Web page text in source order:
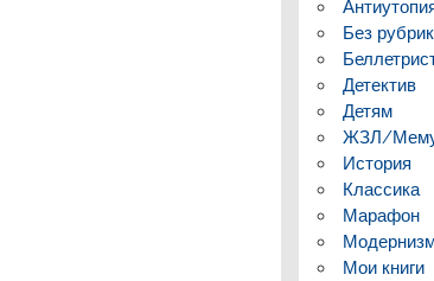
Без
Детектив
Детям
ЖЗЛ/
История
Классика
Марафон
Мои книги